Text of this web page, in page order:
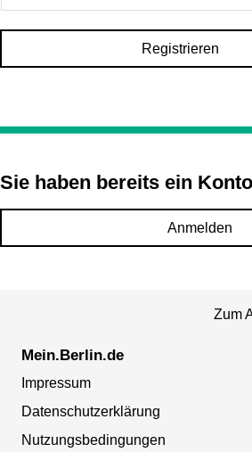
Registrieren
Sie haben bereits ein
Anmelden
Zum
Mein.Berlin.de
Impressum
Datenschutzerklärung
Nutzungsbedingungen